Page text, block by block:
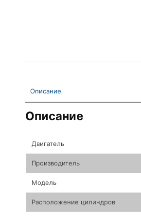
Описание
Описание
Двигатель
Производитель
Модель
Расположение цилиндров